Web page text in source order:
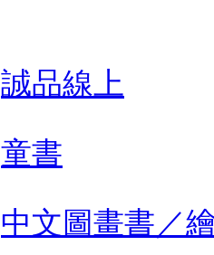
誠品線上
童書
中文圖畫書／